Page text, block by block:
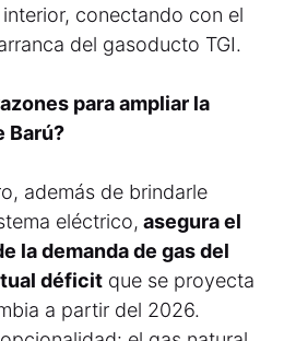
conectando con el
del gasoducto TGI.
para ampliar la
Barú?
además de brindarle
eléctrico, asegura el
la demanda de gas del
déficit que se proyecta
a partir del 2026.